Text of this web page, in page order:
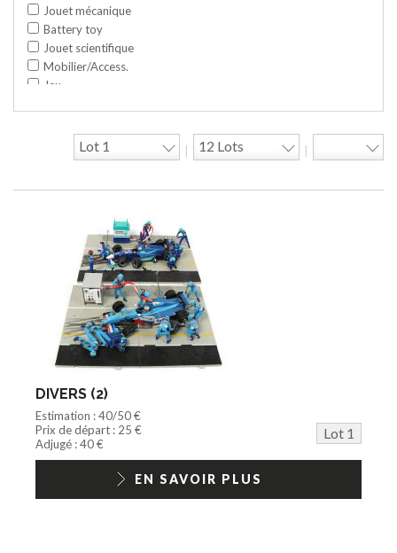
Jouet mécanique
Battery toy
Jouet scientifique
Mobilier/Access.
Jeu
Travaux publics
Jeu construction
Bande dessinée
Cycle/Auto
Action Figure
Peluche
Disque
Agricole
Documentation
Train HO
Playmobil/Lego
Barbie/Big Jim
Jouets Fast Food
Trading cards
1/18ème moderne
DIVERS (2)
Estimation : 40/50 €
Prix de départ : 25 €
Lot 1
Adjugé : 40 €
EN SAVOIR PLUS